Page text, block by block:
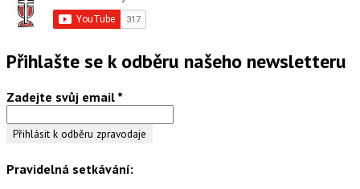
Přihlašte se k odběru našeho newsletteru
Zadejte svůj email *
Pravidelná setkávání: